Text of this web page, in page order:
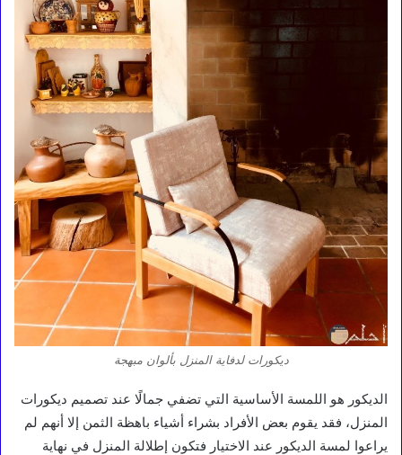
ديكورات لدفاية المنزل بألوان مبهجة
الديكور هو اللمسة الأساسية التي تضفي جمالًا عند تصميم ديكورات
المنزل، فقد يقوم بعض الأفراد بشراء أشياء باهظة الثمن إلا أنهم لم
يراعوا لمسة الديكور عند الاختيار فتكون إطلالة المنزل في نهاية